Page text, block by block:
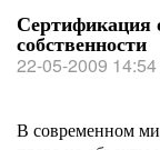
Сертификация
собственности
22-05-2009 14:54
В современном